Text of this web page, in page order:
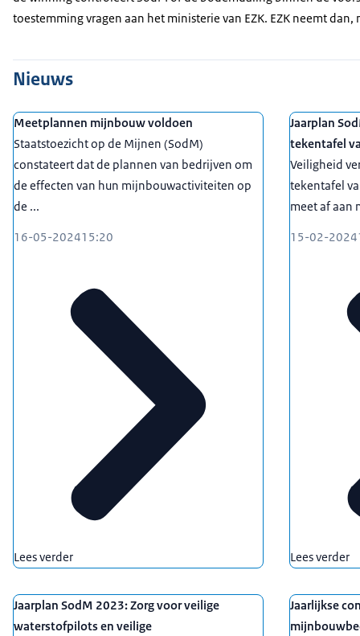
toestemming vragen aan het ministerie van EZK. EZK neemt
Nieuws
Meetplannen mijnbouw voldoen
Staatstoezicht op de Mijnen (SodM)
constateert dat de plannen van bedrijven om
de effecten van hun mijnbouwactiviteiten op
de ...
16-05-202415:20
Lees verder
Jaarplan
tekentafel
Veiligheid
tekentafel
meet af aan
15-02-2024
Lees verder
Jaarplan SodM 2023: Zorg voor veilige
waterstofpilots en veilige
Jaarlijkse